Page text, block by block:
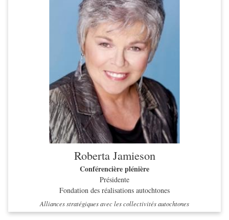
Roberta Jamieson
Conférencière plénière
Présidente
Fondation des réalisations autochtones
Alliances stratégiques avec les collectivités autochtones